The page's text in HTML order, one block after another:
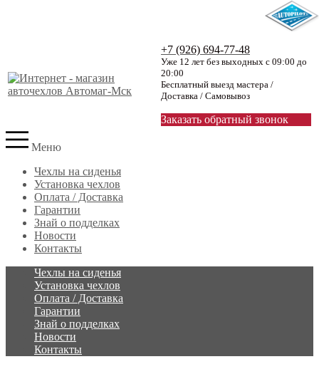
+7 (926) 694-77-48
Уже 12 лет без выходных с 09:00 до
20:00
Бесплатный выезд мастера /
Доставка / Самовывоз
Заказать обратный звонок
Меню
Чехлы на сиденья
Установка чехлов
Оплата / Доставка
Гарантии
Знай о подделках
Новости
Контакты
Чехлы на сиденья
Установка чехлов
Оплата / Доставка
Гарантии
Знай о подделках
Новости
Контакты